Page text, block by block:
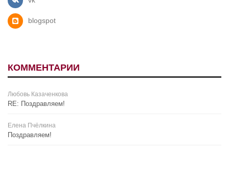
blogspot
КОММЕНТАРИИ
Любовь Казаченкова
RE: Поздравляем!
Елена Пчёлкина
Поздравляем!